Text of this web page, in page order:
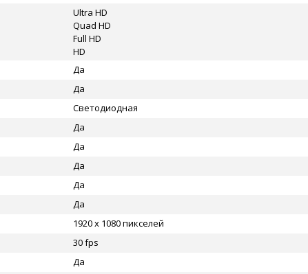
Ultra HD
Quad HD
Full HD
HD
Да
Да
Светодиодная
Да
Да
Да
Да
Да
1920 x 1080 пикселей
30 fps
Да